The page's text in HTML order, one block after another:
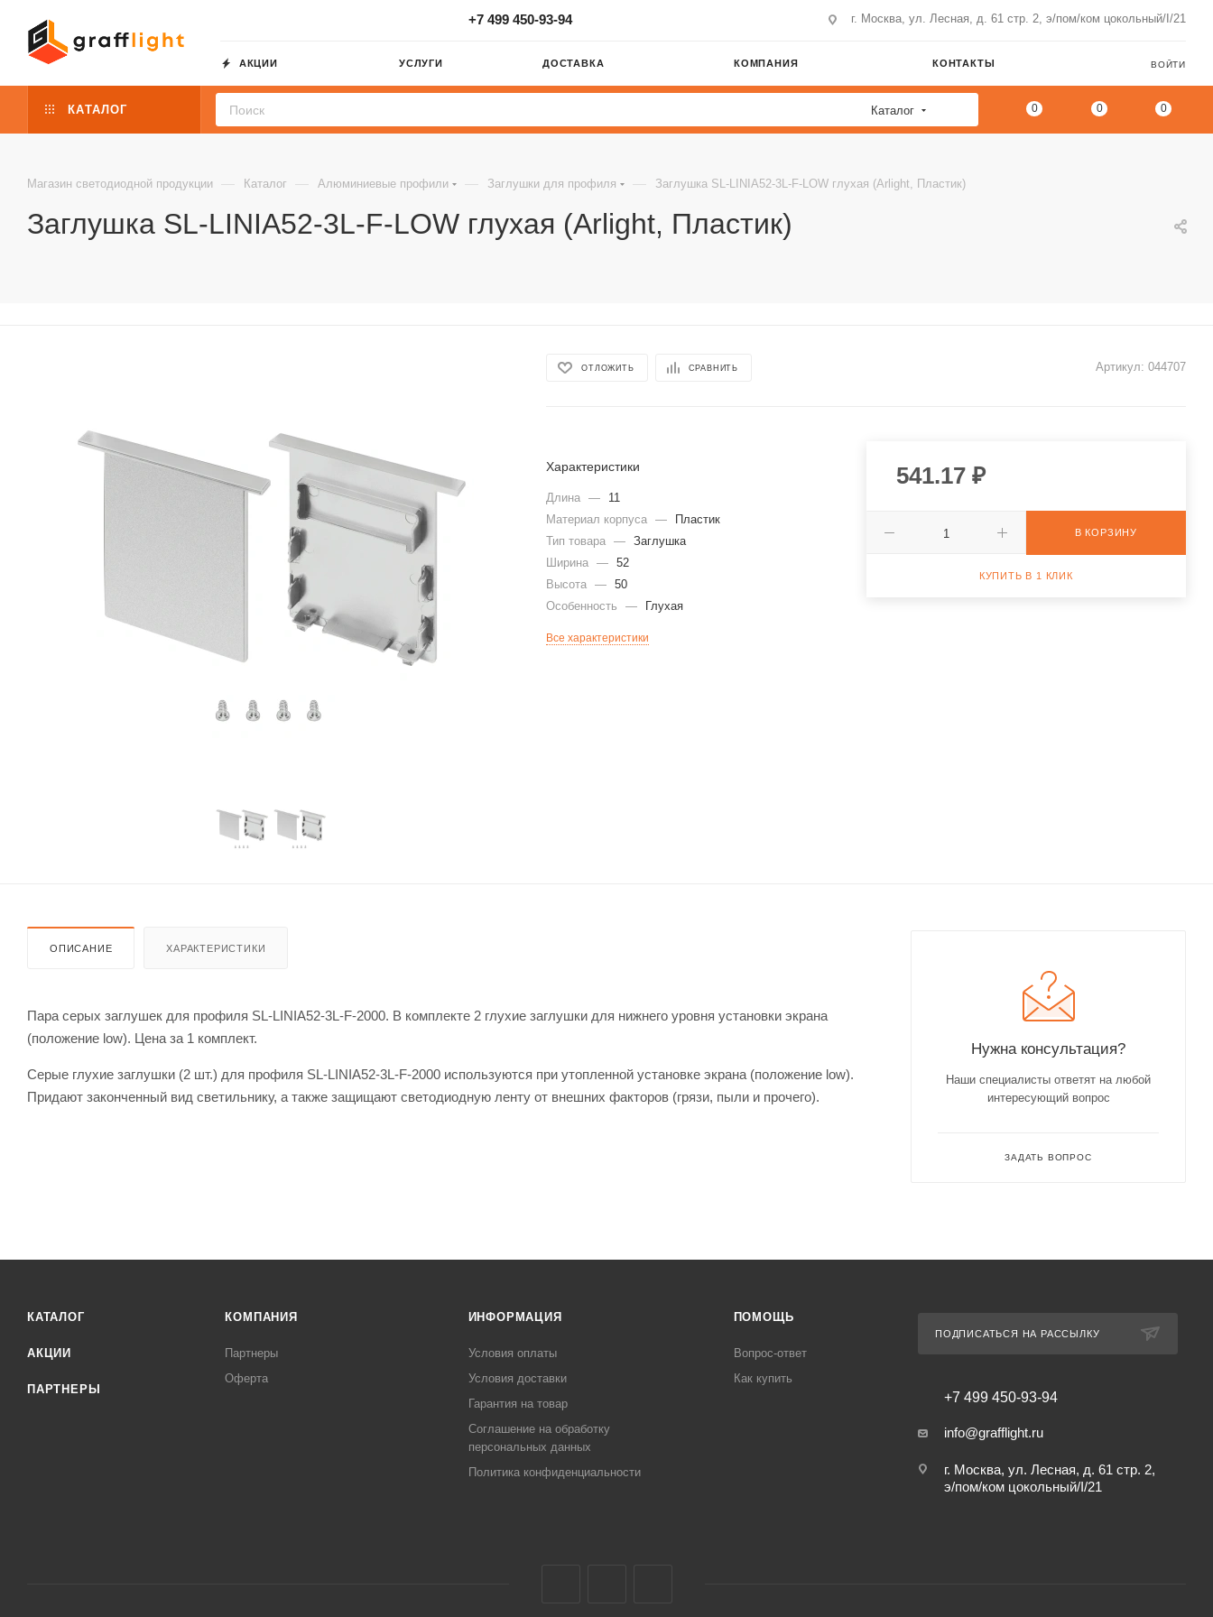
+7 499 450-93-94 г. Москва, ул. Лесная, д. 61 стр. 2, э/пом/ком цокольный/I/21
АКЦИИ УСЛУГИ ДОСТАВКА КОМПАНИЯ КОНТАКТЫ ВОЙТИ
КАТАЛОГ Каталог 0 0 0
Магазин светодиодной продукции — Каталог — Алюминиевые профили — Заглушки для профиля — Заглушка SL-LINIA52-3L-F-LOW глухая (Arlight, Пластик)
Заглушка SL-LINIA52-3L-F-LOW глухая (Arlight, Пластик)
ОТЛОЖИТЬ СРАВНИТЬ Артикул: 044707
Характеристики
Длина —
11
Материал корпуса
—
Пластик
Тип товара
—
Заглушка
Ширина
—
52
Высота
—
50
Особенность
— Глухая
Все характеристики
541.17₽
В КОРЗИНУ
КУПИТЬ В 1 КЛИК
ОПИСАНИЕ ХАРАКТЕРИСТИКИ
Пара серых заглушек для профиля SL-LINIA52-3L-F-2000. В комплекте 2 глухие заглушки для нижнего уровня установки экрана
(положение low). Цена за 1 комплект.
Серые глухие заглушки (2 шт.) для профиля SL-LINIA52-3L-F-2000 используются при утопленной установке экрана (положение low).
Придают законченный вид светильнику, а также защищают светодиодную ленту от внешних факторов (грязи, пыли и прочего).
Нужна консультация?
Наши специалисты ответят на любой
интересующий вопрос
ЗАДАТЬ ВОПРОС
КАТАЛОГ
АКЦИИ
ПАРТНЕРЫ
КОМПАНИЯ
Партнеры
Оферта
ИНФОРМАЦИЯ
Условия оплаты
Условия доставки
Гарантия на товар
Соглашение на обработку
персональных данных
Политика конфиденциальности
ПОМОЩЬ
Вопрос-ответ
Как купить
ПОДПИСАТЬСЯ НА РАССЫЛКУ
+7 499 450-93-94
info@grafflight.ru
г. Москва, ул. Лесная, д. 61 стр. 2,
э/пом/ком цокольный/I/21